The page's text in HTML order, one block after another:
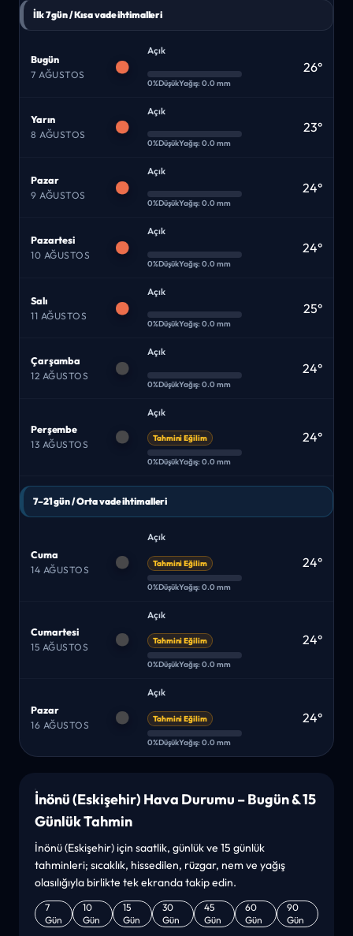
İlk 7 gün / Kısa vade ihtimalleri
Bugün
7 AĞUSTOS
Açık
0%DüşükYağış: 0.0 mm
26°
Yarın
8 AĞUSTOS
Açık
0%DüşükYağış: 0.0 mm
23°
Pazar
9 AĞUSTOS
Açık
0%DüşükYağış: 0.0 mm
24°
Pazartesi
10 AĞUSTOS
Açık
0%DüşükYağış: 0.0 mm
24°
Salı
11 AĞUSTOS
Açık
0%DüşükYağış: 0.0 mm
25°
Çarşamba
12 AĞUSTOS
Açık
0%DüşükYağış: 0.0 mm
24°
Perşembe
13 AĞUSTOS
Açık
Tahmini Eğilim
0%DüşükYağış: 0.0 mm
24°
7–21 gün / Orta vade ihtimalleri
Cuma
14 AĞUSTOS
Açık
Tahmini Eğilim
0%DüşükYağış: 0.0 mm
24°
Cumartesi
15 AĞUSTOS
Açık
Tahmini Eğilim
0%DüşükYağış: 0.0 mm
24°
Pazar
16 AĞUSTOS
Açık
Tahmini Eğilim
0%DüşükYağış: 0.0 mm
24°
İnönü (Eskişehir) Hava Durumu – Bugün & 15
Günlük Tahmin
İnönü (Eskişehir) için saatlik, günlük ve 15 günlük
tahminleri; sıcaklık, hissedilen, rüzgar, nem ve yağış
olasılığıyla birlikte tek ekranda takip edin.
7
Gün
10
Gün
15
Gün
30
Gün
45
Gün
60
Gün
90
Gün